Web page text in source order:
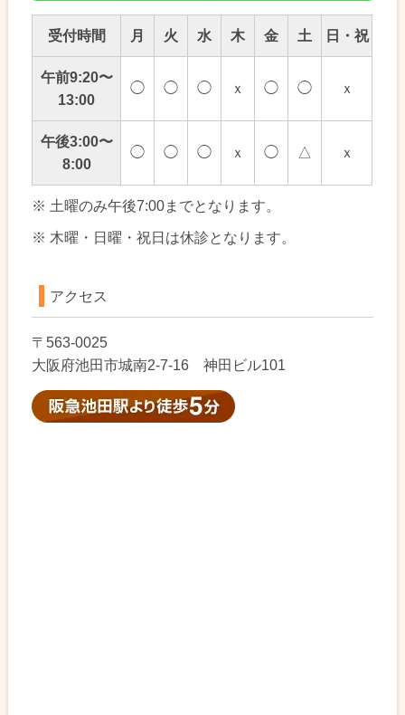
受付時間 月 火 水 木 金 土 日・祝
午前9:20〜
13:00
◯ ◯ ◯ ｘ ◯ ◯ ｘ
午後3:00〜
8:00
◯ ◯ ◯ ｘ ◯ △ ｘ
※ 土曜のみ午後7:00までとなります。
※ 木曜・日曜・祝日は休診となります。
アクセス
〒563-0025
大阪府池田市城南2-7-16 神田ビル101